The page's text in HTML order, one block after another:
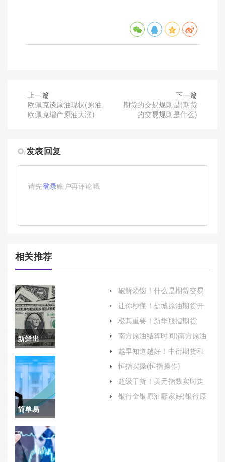
上一篇
欧佩克谈原油现状(原油
欧佩克增产原油大涨)
下一篇
期货的交易规则是(期货
的交易规则是什么)
发表回复
请先登录账户再评论哦
相关推荐
新鲜出
炉！上海
国际期货
保证金
（金融市
场稳定与
风险管理
简单易
懂！河南
纳指期货
破解烦恼！什么是期货交易
了解市场规则和风险)
让你秒懂！盐城原油期货开
面的指导）
极其重要！新华股指期货
南方原油结算时间(南方原油
越早知道越好！中衍期货和
长安期货哪个好一点)
恒指实操(恒指操作)
超级干货！美元指数实时走
态)
银行金银原油哪家好(银行原